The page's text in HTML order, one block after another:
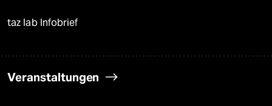
taz lab Infobrief
Veranstaltungen